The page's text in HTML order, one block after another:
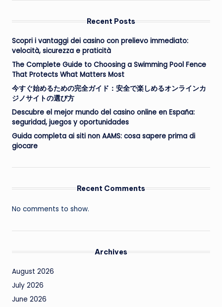
Recent Posts
Scopri i vantaggi dei casino con prelievo immediato:
velocità, sicurezza e praticità
The Complete Guide to Choosing a Swimming Pool Fence
That Protects What Matters Most
今すぐ始めるための完全ガイド：安全で楽しめるオンラインカ
ジノサイトの選び方
Descubre el mejor mundo del casino online en España:
seguridad, juegos y oportunidades
Guida completa ai siti non AAMS: cosa sapere prima di
giocare
Recent Comments
No comments to show.
Archives
August 2026
July 2026
June 2026